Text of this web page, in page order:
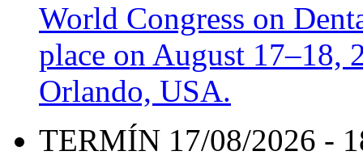
World Congress on
place on August 17–18,
Orlando, USA.
TERMÍN 17/08/2026 -